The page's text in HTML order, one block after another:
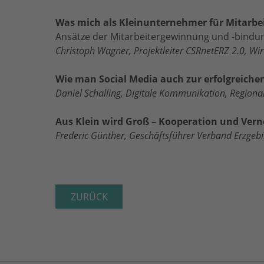
Was mich als Kleinunternehmer für
Ansätze der Mitarbeitergewinnung und -
Christoph Wagner, Projektleiter CSRnetERZ 2.0,
Wie man Social Media auch zur
Daniel Schalling, Digitale Kommunikation,
Aus Klein wird Groß – Kooperation und
Frederic Günther, Geschäftsführer Verband
ZURÜCK